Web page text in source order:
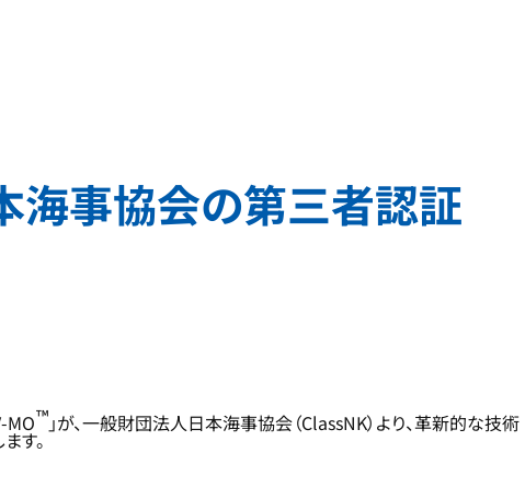
海事協会の第三者認証
MO™」が、一般財団法人日本海事協会（ClassNK）より、革新的な技術
す。